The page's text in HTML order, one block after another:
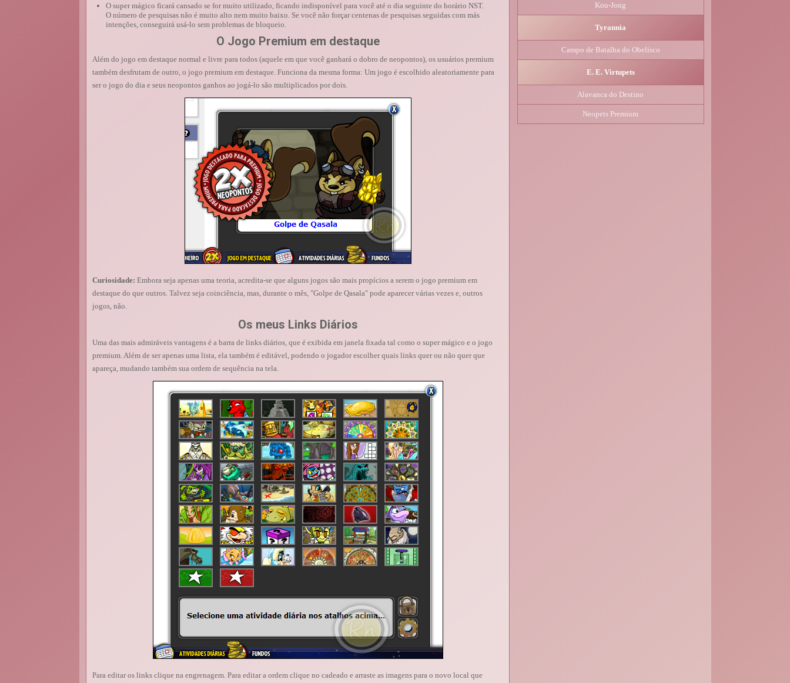
O super mágico ficará cansado se for muito utilizado, ficando indisponível para você até o dia seguinte do horário NST.
O número de pesquisas não é muito alto nem muito baixo. Se você não forçar centenas de pesquisas seguidas com más
intenções, conseguirá usá-lo sem problemas de bloqueio.
O Jogo Premium em destaque
Além do jogo em destaque normal e livre para todos (aquele em que você ganhará o dobro de neopontos), os usuários premium
também desfrutam de outro, o jogo premium em destaque. Funciona da mesma forma: Um jogo é escolhido aleatoriamente para
ser o jogo do dia e seus neopontos ganhos ao jogá-lo são multiplicados por dois.
Curiosidade: Embora seja apenas uma teoria, acredita-se que alguns jogos são mais propícios a serem o jogo premium em
destaque do que outros. Talvez seja coinciência, mas, durante o mês, "Golpe de Qasala" pode aparecer várias vezes e, outros
jogos, não.
Os meus Links Diários
Uma das mais admiráveis vantagens é a barra de links diários, que é exibida em janela fixada tal como o super mágico e o jogo
premium. Além de ser apenas uma lista, ela também é editável, podendo o jogador escolher quais links quer ou não quer que
apareça, mudando também sua ordem de sequência na tela.
Para editar os links clique na engrenagem. Para editar a ordem clique no cadeado e arraste as imagens para o novo local que
Kou-Jong
Tyrannia
Campo de Batalha do Obelisco
E. E. Virtupets
Alavanca do Destino
Neopets Premium